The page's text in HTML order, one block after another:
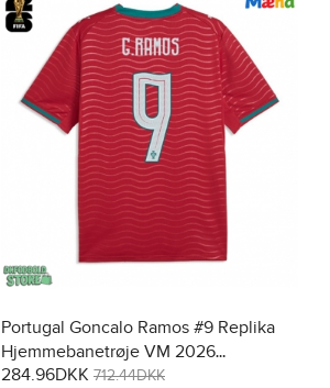
Portugal Goncalo Ramos #9 Replika
Hjemmebanetrøje VM 2026
Kortærmet
284.96DKK 712.44DKK